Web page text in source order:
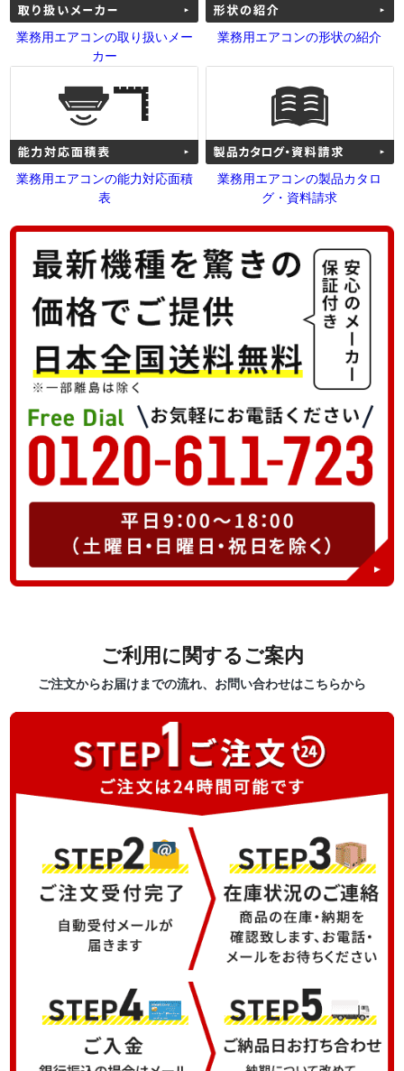
業務用エアコンの取り扱いメー
カー
業務用エアコンの形状の紹介
業務用エアコンの能力対応面積
表
業務用エアコンの製品カタロ
グ・資料請求
ご利用に関するご案内
ご注文からお届けまでの流れ、お問い合わせはこちらから